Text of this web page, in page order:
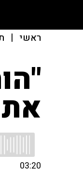
ראשי |
03:20